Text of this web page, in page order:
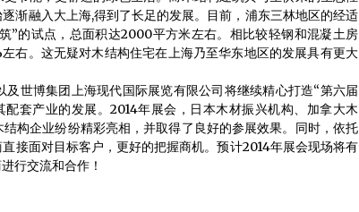
渐融入大上海,得到了长足的发展。目前，浦东三林地区的经适
”的试点，总面积达2000平方米左右。相比较轻钢和混凝土房
右。这无疑对木结构住宅在上海乃至华东地区的发展具有更大
世博集团上海现代国际展览有限公司将继续精心打造“第六届
套产业的发展。2014年展会，日本木材振兴机构、加拿大木
构企业纷纷精彩亮相，并取得了良好的参展效果。同时，依托
接面对目标客户，更好的把握商机。预计2014年展会现场将有
进行交流和合作！